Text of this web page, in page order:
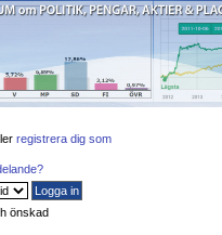
registrera dig som
önskad